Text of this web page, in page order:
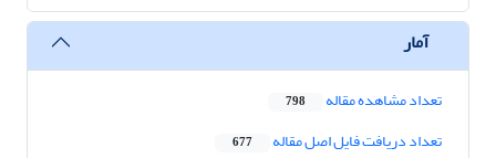
آمار
تعداد مشاهده مقاله 798
تعداد دریافت فایل اصل مقاله 677